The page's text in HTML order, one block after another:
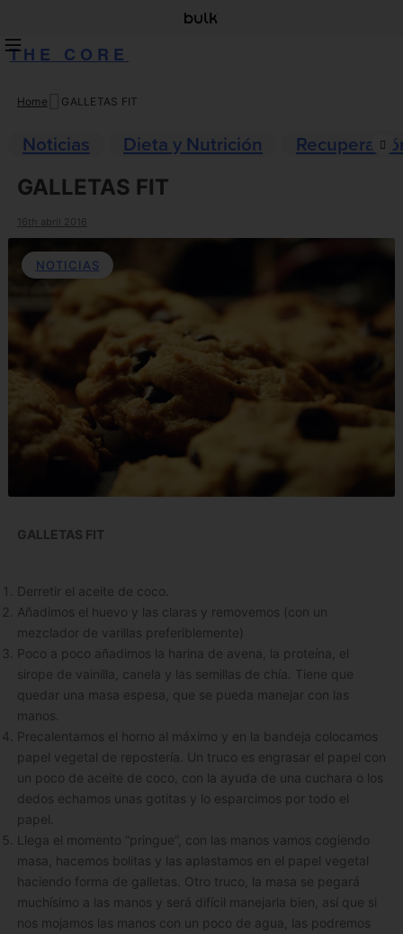
THE CORE
Skip
content
Home GALLETAS FIT
Noticias Dieta y Nutrición
GALLETAS FIT
16th abril 2016
NOTICIAS
GALLETAS FIT
Derretir el aceite de coco.
Añadimos el huevo y las claras y removemos (con un
mezclador de varillas preferiblemente)
Poco a poco añadimos la harina de avena, la proteína, el
sirope de vainilla, canela y las semillas de chía. Tiene que
quedar una masa espesa, que se pueda manejar con las
manos.
Precalentamos el horno al máximo y en la bandeja colocamos
papel vegetal de repostería. Un truco es engrasar el papel con
un poco de aceite de coco, con la ayuda de una cuchara o los
dedos echamos unas gotitas y lo esparcimos por todo el
papel.
Llega el momento “pringue”, con las manos vamos cogiendo
masa, hacemos bolitas y las aplastamos en el papel vegetal
haciendo forma de galletas. Otro truco, la masa se pegará
muchísimo a las manos y será difícil manejarla bien, así que si
nos mojamos las manos con un poco de agua, las podremos